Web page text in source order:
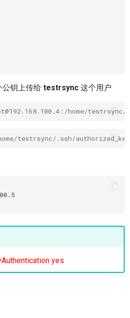
公钥上传给 testrsync 这个用户
home/testrsync/
testrsync/.ssh/authorized_keys
yes